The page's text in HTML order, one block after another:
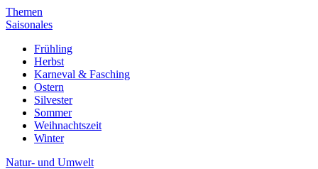
Themen
Saisonales
Frühling
Herbst
Karneval & Fasching
Ostern
Silvester
Sommer
Weihnachtszeit
Winter
Natur- und Umwelt